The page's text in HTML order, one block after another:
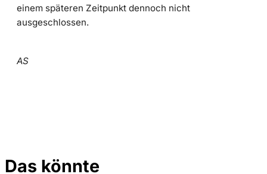
einem späteren Zeitpunkt dennoch nicht
ausgeschlossen.
AS
Das könnte